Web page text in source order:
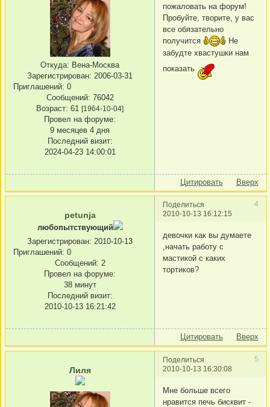
Откуда: Вена-Москва
Зарегистрирован: 2006-03-31
Приглашений: 0
Сообщений: 76042
Возраст: 61 [1964-10-04]
Провел на форуме:
9 месяцев 4 дня
Последний визит:
2024-04-23 14:00:01
пожаловать на форум!
Пробуйте, творите, у вас
все обязательно
получится
Не
забудте хвастушки нам
показать
Цитировать Вверх
Поделиться
4
2010-10-13 16:12:15
petunja
любопытствующий
Зарегистрирован: 2010-10-13
Приглашений: 0
Сообщений: 2
Провел на форуме:
38 минут
Последний визит:
2010-10-13 16:21:42
девочки как вы думаете
,начать работу с
мастикой с каких
тортиков?
Цитировать Вверх
Поделиться
5
2010-10-13 16:30:08
Лиля
Мне больше всего
нравится печь бисквит -